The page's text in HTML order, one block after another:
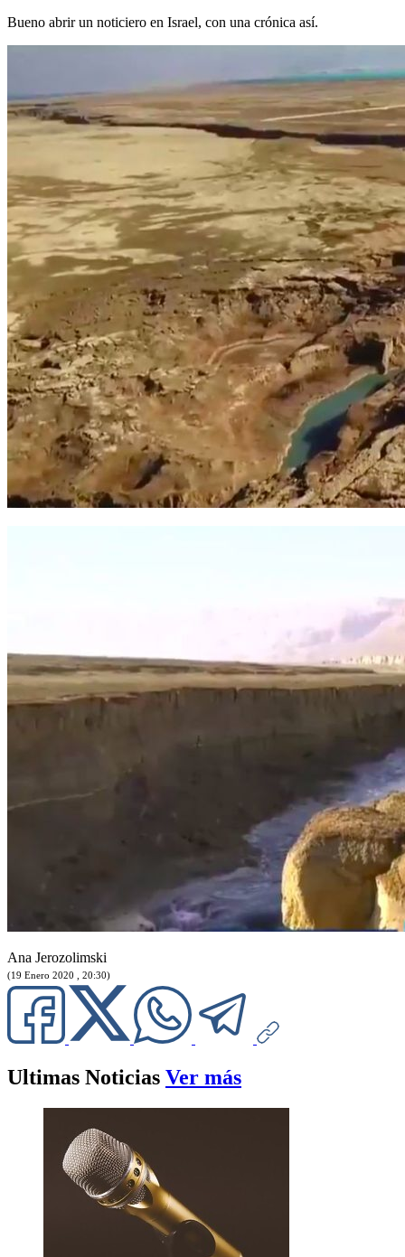
Bueno abrir un noticiero en Israel, con una crónica así.
Ana Jerozolimski
(19 Enero 2020 , 20:30)
Ultimas Noticias Ver más